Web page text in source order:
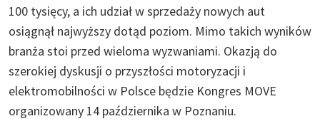
100 tysięcy, a ich udział w sprzedaży nowych aut
osiągnął najwyższy dotąd poziom. Mimo takich wyników
branża stoi przed wieloma wyzwaniami. Okazją do
szerokiej dyskusji o przyszłości motoryzacji i
elektromobilności w Polsce będzie Kongres MOVE
organizowany 14 października w Poznaniu.